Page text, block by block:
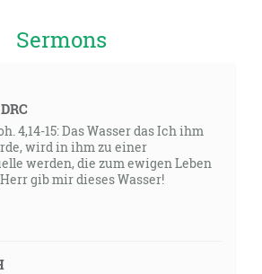
Sermons
4,14-15: Das Wasser das Ich ihm
wird in ihm zu einer
werden, die zum ewigen Leben
gib mir dieses Wasser!